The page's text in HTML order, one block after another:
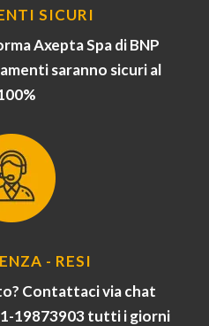
SICURI
Axepta Spa di BNP
saranno sicuri al
- RESI
Contattaci via chat
19873903 tutti i giorni